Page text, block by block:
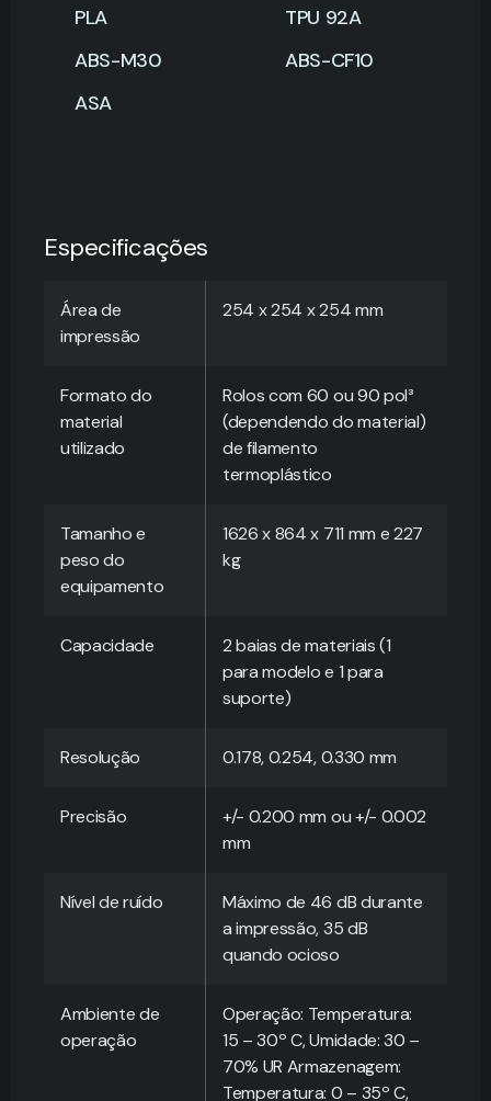
PLA
ABS-M30
ASA
TPU 92A
ABS-CF10
Especificações
Área de
impressão
254 x 254 x 254 mm
Formato do
material
utilizado
Rolos com 60 ou 90 pol³
(dependendo do material)
de filamento
termoplástico
Tamanho e
peso do
equipamento
1626 x 864 x 711 mm e 227
kg
Capacidade
2 baias de materiais (1
para modelo e 1 para
suporte)
Resolução 0.178, 0.254, 0.330 mm
Precisão
+/- 0.200 mm ou +/- 0.002
mm
Nível de ruído
Máximo de 46 dB durante
a impressão, 35 dB
quando ocioso
Ambiente de
operação
Operação: Temperatura:
15 – 30º C, Umidade: 30 –
70% UR Armazenagem:
Temperatura: 0 – 35º C,